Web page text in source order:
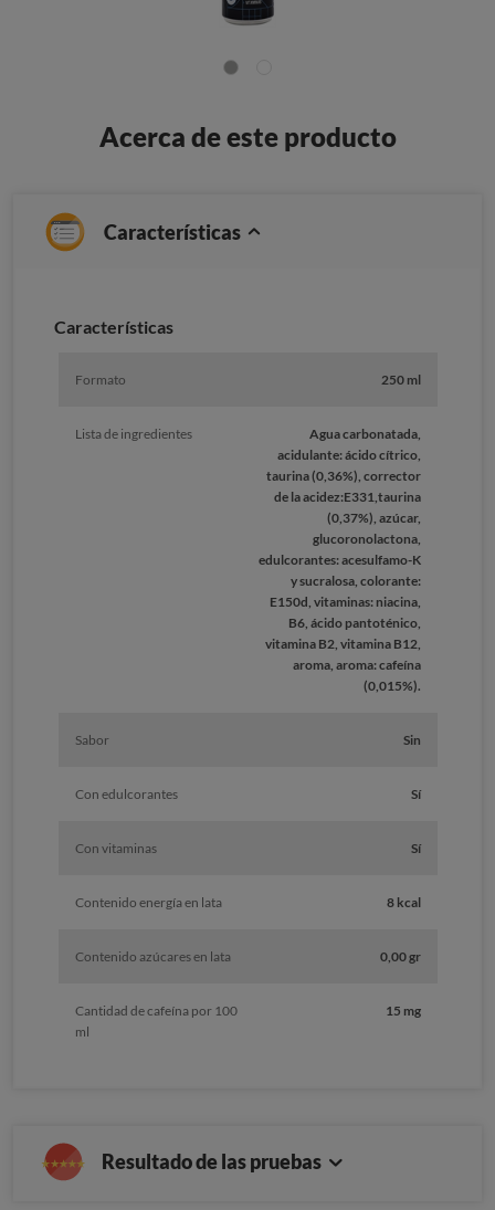
Acerca de este producto
Características
Caracterí­sticas
Formato 250 ml
Lista de ingredientes
Agua carbonatada,
acidulante: ácido cítrico,
taurina (0,36%), corrector
de la acidez:E331,taurina
(0,37%), azúcar,
glucoronolactona,
edulcorantes: acesulfamo-K
y sucralosa, colorante:
E150d, vitaminas: niacina,
B6, ácido pantoténico,
vitamina B2, vitamina B12,
aroma, aroma: cafeína
(0,015%).
Sabor Sin
Con edulcorantes Sí
Con vitaminas Sí
Contenido energía en lata 8 kcal
Contenido azúcares en lata 0,00 gr
Cantidad de cafeína por 100
ml
15 mg
Resultado de las pruebas